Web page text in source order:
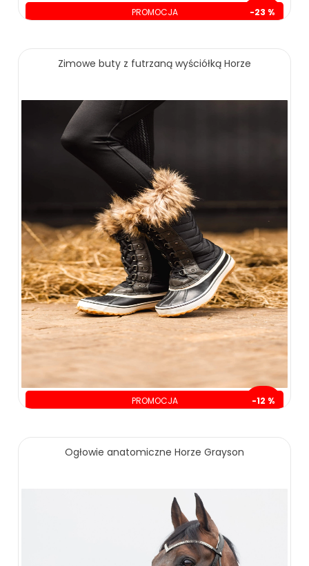
PROMOCJA -23 %
139.00 zł 179.00 zł
ZOBACZ WIĘCEJ
Zimowe buty z futrzaną wyściółką Horze
PROMOCJA -12 %
399.00 zł 449.00 zł
Ogłowie anatomiczne Horze Grayson